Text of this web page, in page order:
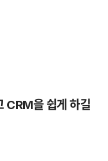
CRM을 쉽게 하길